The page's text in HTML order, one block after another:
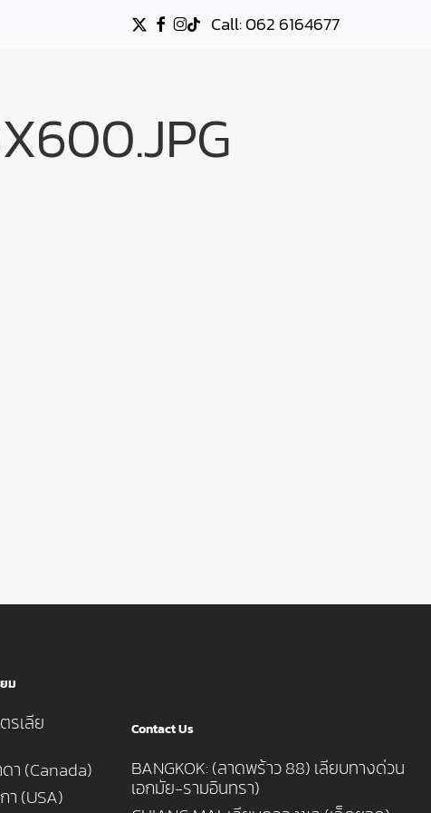
Call: 062 6164677
X-
TWITTER
FACEBOOK
INSTAGRAM
TIKTOK
ม
รเลีย
า (Canada)
า (USA)
Contact Us
BANGKOK: (ลาดพร้าว 88) เลียบทางด่วน
เอกมัย-รามอินทรา)